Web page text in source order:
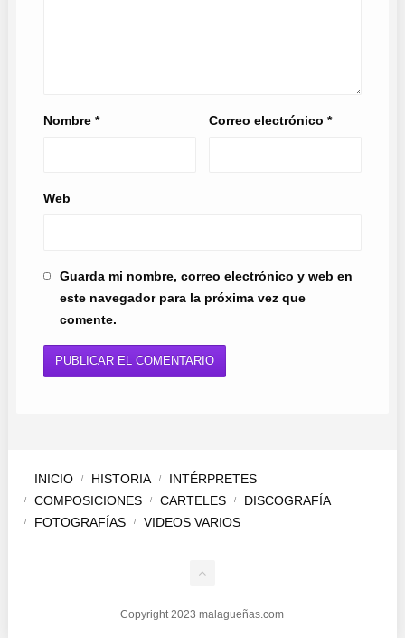
Nombre * Correo electrónico*
Web
Guarda mi nombre, correo electrónico y web en
este navegador para la próxima vez que
comente.
Copyright 2023 malagueñas.com
INICIO HISTORIA
INTÉRPRETES
COMPOSICIONES
CARTELES
DISCOGRAFÍA
FOTOGRAFÍAS
VIDEOS VARIOS